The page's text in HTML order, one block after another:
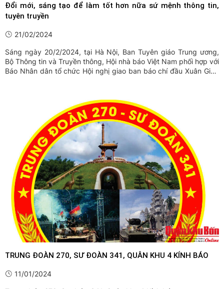
Đổi mới, sáng tạo để làm tốt hơn nữa sứ mệnh thông tin,
tuyên truyền
21/02/2024
Sáng ngày 20/2/2024, tại Hà Nội, Ban Tuyên giáo Trung ương,
Bộ Thông tin và Truyền thông, Hội nhà báo Việt Nam phối hợp với
Báo Nhân dân tổ chức Hội nghị giao ban báo chí đầu Xuân Giáp
TRUNG ĐOÀN 270, SƯ ĐOÀN 341, QUÂN KHU 4 KÍNH BÁO
11/01/2024